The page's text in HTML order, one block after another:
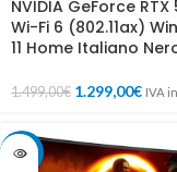
NVIDIA GeForce RTX
Wi-Fi 6 (802.11ax)
11 Home Italiano
1.499,00€ 1.299,00€ IVA
-18%